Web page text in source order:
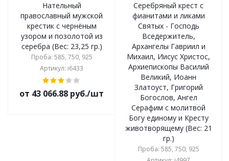
Нательный
православный мужской
крестик с чернёным
узором и позолотой из
серебра (Вес: 23,25 гр.)
Проба: 585, 750, 925
Артикул: i6433
от 43 066.88 руб./шт
Серебряный крест с
фианитами и ликами
Святых - Господь
Вседержитель,
Архангелы Гавриил и
Михаил, Иисус Христос,
Архиепископы Василий
Великий, Иоанн
Златоуст, Григорий
Богослов, Ангел
Серафим с молитвой
Богу единому и Кресту
животворящему (Вес: 21
гр.)
Проба: 585, 750, 925